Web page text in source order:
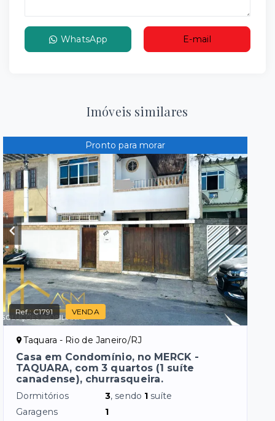
WhatsApp E-mail
Imóveis similares
Pronto para morar
Ref.: C1791 VENDA
Taquara - Rio de Janeiro/RJ
Casa em Condomínio, no MERCK -
TAQUARA, com 3 quartos (1 suíte
canadense), churrasqueira.
Dormitórios 3, sendo 1 suíte
Garagens
1